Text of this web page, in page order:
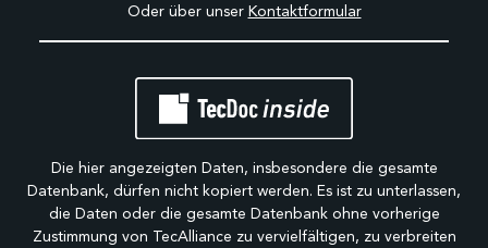
Oder über unser Kontaktformular
Die hier angezeigten Daten, insbesondere die gesamte
Datenbank, dürfen nicht kopiert werden. Es ist zu unterlassen,
die Daten oder die gesamte Datenbank ohne vorherige
Zustimmung von TecAlliance zu vervielfältigen, zu verbreiten